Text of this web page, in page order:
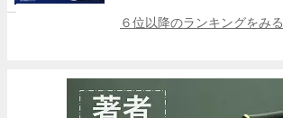
６位以降のランキングをみる